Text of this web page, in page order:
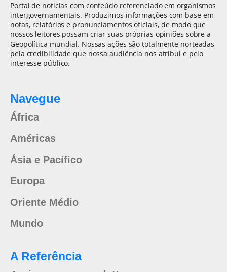
Portal de notícias com conteúdo referenciado em organismos
intergovernamentais. Produzimos informações com base em
notas, relatórios e pronunciamentos oficiais, de modo que
nossos leitores possam criar suas próprias opiniões sobre a
Geopolítica mundial. Nossas ações são totalmente norteadas
pela credibilidade que nossa audiência nos atribui e pelo
interesse público.
Navegue
África
Américas
Ásia e Pacífico
Europa
Oriente Médio
Mundo
A Referência